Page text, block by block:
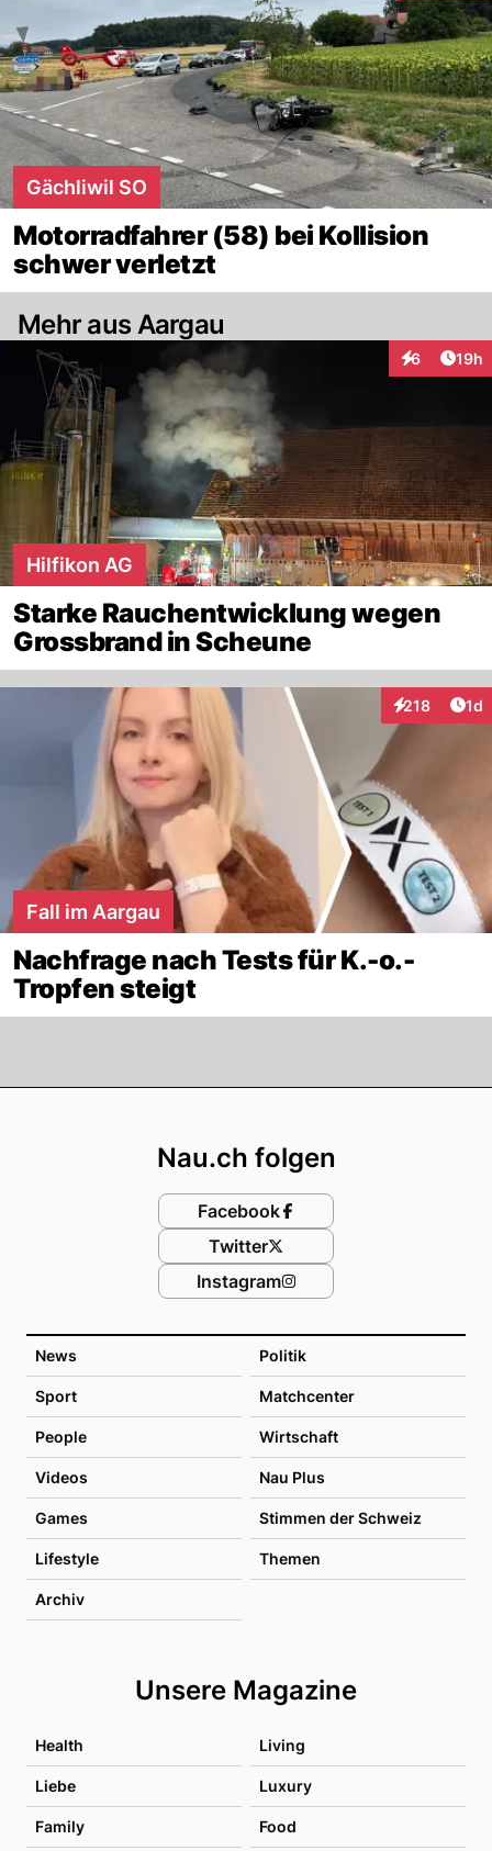
Gächliwil SO
Motorradfahrer (58) bei Kollision
schwer verletzt
Mehr aus Aargau
6
Interaktionen
19h
Hilfikon AG
Starke Rauchentwicklung wegen
Grossbrand in Scheune
218
Interaktionen
1d
Fall im Aargau
Nachfrage nach Tests für K.-o.-
Tropfen steigt
News Politik
Sport Matchcenter
People Wirtschaft
Videos Nau Plus
Games Stimmen der Schweiz
Lifestyle Themen
Archiv
Unsere Magazine
Health Living
Liebe Luxury
Family Food
Nau.ch folgen
Facebook
Twitter
Instagram